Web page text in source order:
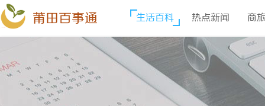
莆田百事通 生活百科 热点新闻 商